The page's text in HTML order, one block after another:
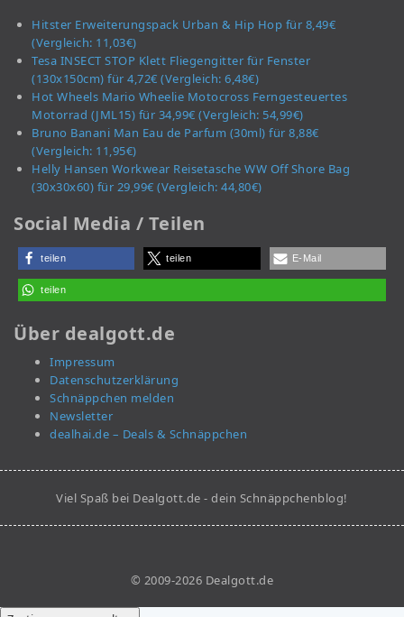
Hitster Erweiterungspack Urban & Hip Hop für 8,49€
(Vergleich: 11,03€)
Tesa INSECT STOP Klett Fliegengitter für Fenster
(130x150cm) für 4,72€ (Vergleich: 6,48€)
Hot Wheels Mario Wheelie Motocross Ferngesteuertes
Motorrad (JML15) für 34,99€ (Vergleich: 54,99€)
Bruno Banani Man Eau de Parfum (30ml) für 8,88€
(Vergleich: 11,95€)
Helly Hansen Workwear Reisetasche WW Off Shore Bag
(30x30x60) für 29,99€ (Vergleich: 44,80€)
Social Media / Teilen
teilen teilen E-Mail
teilen
Über dealgott.de
Impressum
Datenschutzerklärung
Schnäppchen melden
Newsletter
dealhai.de – Deals & Schnäppchen
Viel Spaß bei Dealgott.de - dein Schnäppchenblog!
© 2009-2026 Dealgott.de